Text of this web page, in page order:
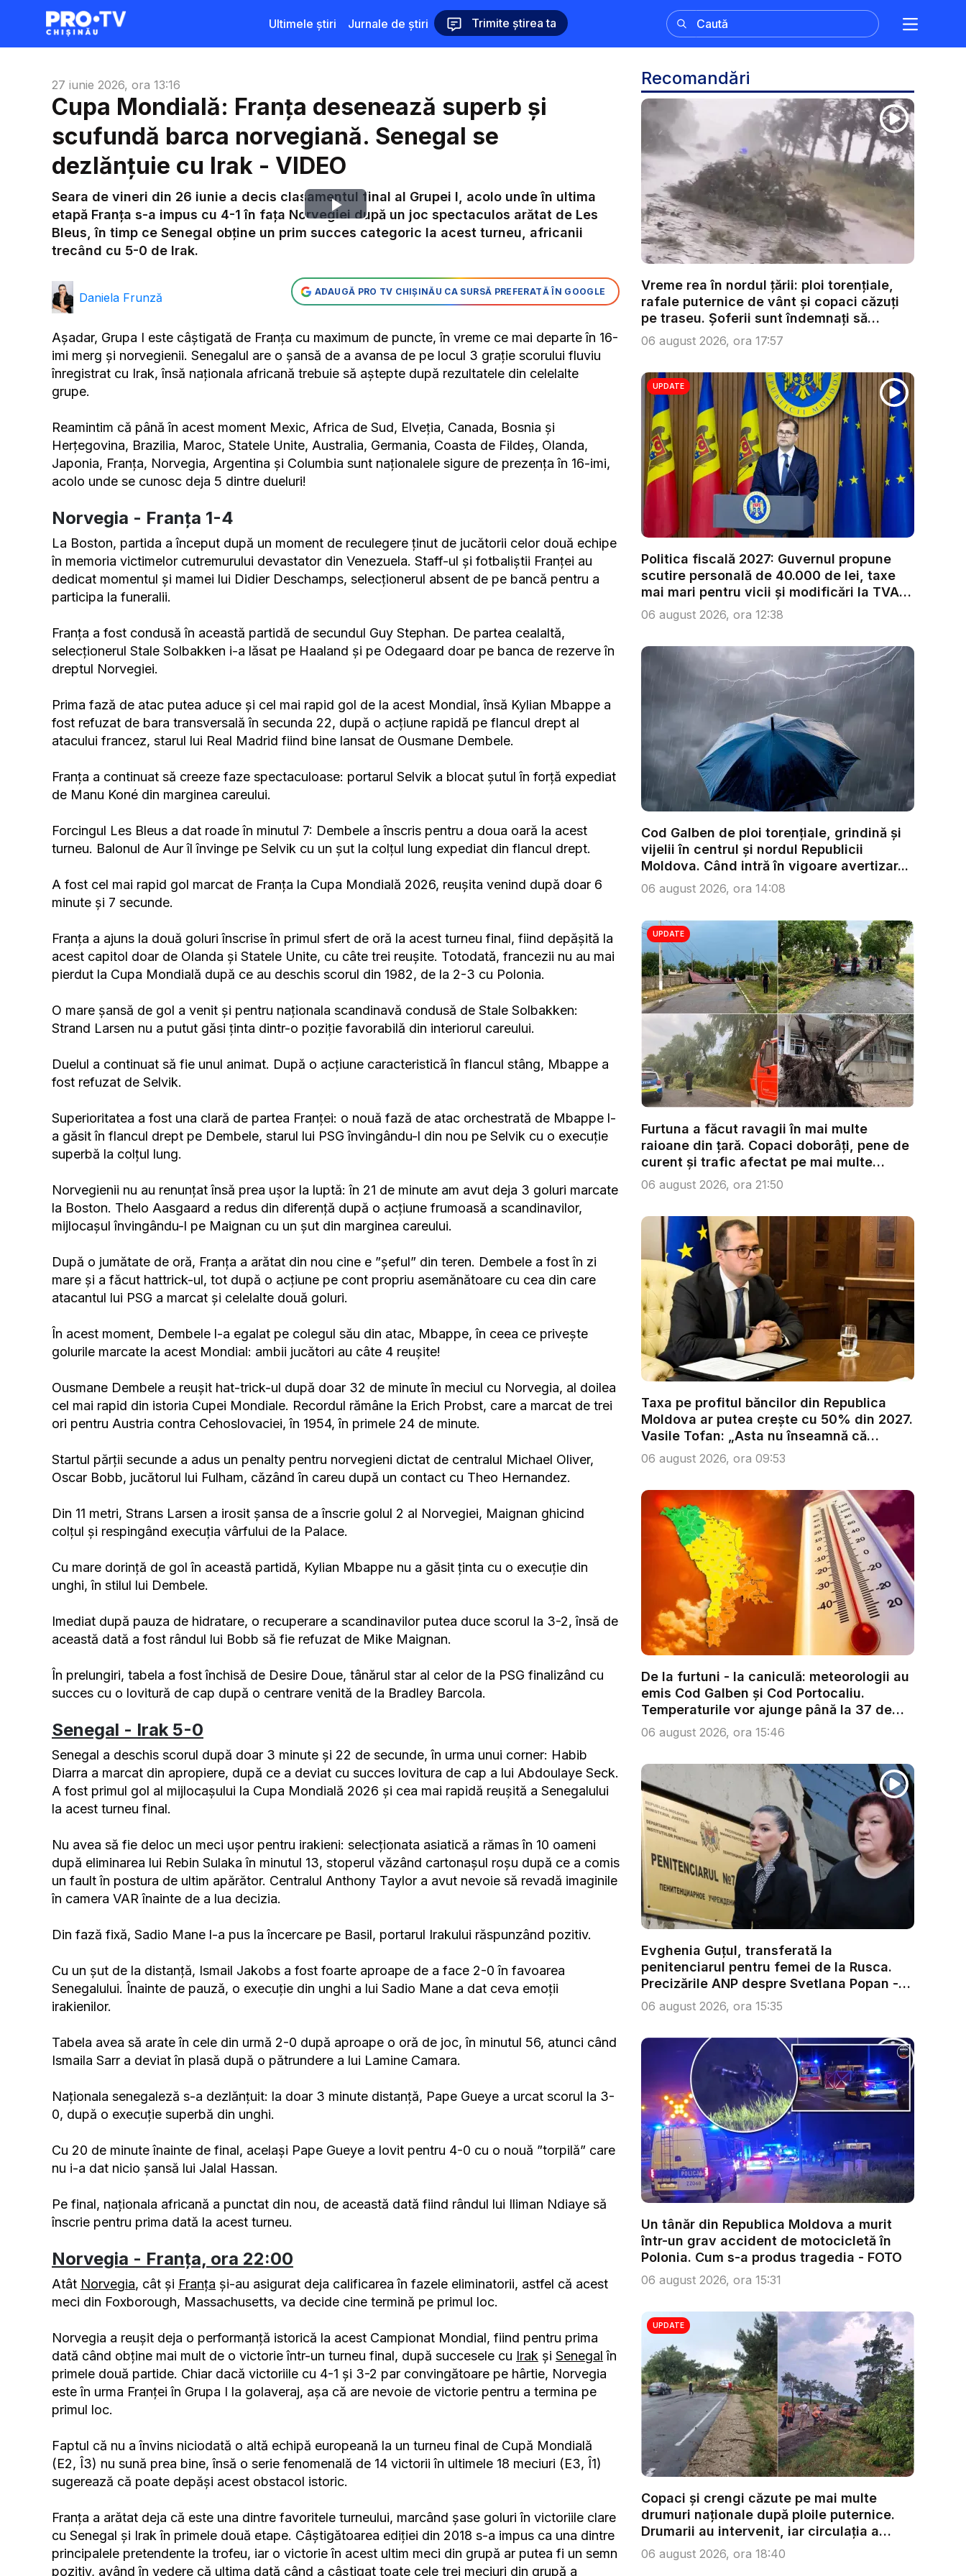
Ultimele știri Jurnale de știri Trimite știrea ta
27 iunie 2026, ora 13:16
Cupa Mondială: Franța desenează superb și
scufundă barca norvegiană. Senegal se
dezlănțuie cu Irak - VIDEO
Play
Seara de vineri din 26 iunie a decis clasamentul final al Grupei I, acolo unde în ultima
etapă Franța s-a impus cu 4-1 în fața Norvegiei după un joc spectaculos arătat de Les
Bleus, în timp ce Senegal obține un prim succes categoric la acest turneu, africanii
trecând cu 5-0 de Irak.
Daniela Frunză ADAUGĂ PRO TV CHIȘINĂU CA SURSĂ PREFERATĂ ÎN GOOGLE
Așadar, Grupa I este câștigată de Franța cu maximum de puncte, în vreme ce mai departe în 16-
imi merg și norvegienii. Senegalul are o șansă de a avansa de pe locul 3 grație scorului fluviu
înregistrat cu Irak, însă naționala africană trebuie să aștepte după rezultatele din celelalte
grupe.
Reamintim că până în acest moment Mexic, Africa de Sud, Elveția, Canada, Bosnia și
Herțegovina, Brazilia, Maroc, Statele Unite, Australia, Germania, Coasta de Fildeș, Olanda,
Japonia, Franța, Norvegia, Argentina și Columbia sunt naționalele sigure de prezența în 16-imi,
acolo unde se cunosc deja 5 dintre dueluri!
Norvegia - Franța 1-4
La Boston, partida a început după un moment de reculegere ținut de jucătorii celor două echipe
în memoria victimelor cutremurului devastator din Venezuela. Staff-ul și fotbaliștii Franței au
dedicat momentul și mamei lui Didier Deschamps, selecționerul absent de pe bancă pentru a
participa la funeralii.
Franța a fost condusă în această partidă de secundul Guy Stephan. De partea cealaltă,
selecționerul Stale Solbakken i-a lăsat pe Haaland și pe Odegaard doar pe banca de rezerve în
dreptul Norvegiei.
Prima fază de atac putea aduce și cel mai rapid gol de la acest Mondial, însă Kylian Mbappe a
fost refuzat de bara transversală în secunda 22, după o acțiune rapidă pe flancul drept al
atacului francez, starul lui Real Madrid fiind bine lansat de Ousmane Dembele.
Franța a continuat să creeze faze spectaculoase: portarul Selvik a blocat șutul în forță expediat
de Manu Koné din marginea careului.
Forcingul Les Bleus a dat roade în minutul 7: Dembele a înscris pentru a doua oară la acest
turneu. Balonul de Aur îl învinge pe Selvik cu un șut la colțul lung expediat din flancul drept.
A fost cel mai rapid gol marcat de Franța la Cupa Mondială 2026, reușita venind după doar 6
minute și 7 secunde.
Franța a ajuns la două goluri înscrise în primul sfert de oră la acest turneu final, fiind depășită la
acest capitol doar de Olanda și Statele Unite, cu câte trei reușite. Totodată, francezii nu au mai
pierdut la Cupa Mondială după ce au deschis scorul din 1982, de la 2-3 cu Polonia.
O mare șansă de gol a venit și pentru naționala scandinavă condusă de Stale Solbakken:
Strand Larsen nu a putut găsi ținta dintr-o poziție favorabilă din interiorul careului.
Duelul a continuat să fie unul animat. După o acțiune caracteristică în flancul stâng, Mbappe a
fost refuzat de Selvik.
Superioritatea a fost una clară de partea Franței: o nouă fază de atac orchestrată de Mbappe l-
a găsit în flancul drept pe Dembele, starul lui PSG învingându-l din nou pe Selvik cu o execuție
superbă la colțul lung.
Norvegienii nu au renunțat însă prea ușor la luptă: în 21 de minute am avut deja 3 goluri marcate
la Boston. Thelo Aasgaard a redus din diferență după o acțiune frumoasă a scandinavilor,
mijlocașul învingându-l pe Maignan cu un șut din marginea careului.
După o jumătate de oră, Franța a arătat din nou cine e ”șeful” din teren. Dembele a fost în zi
mare și a făcut hattrick-ul, tot după o acțiune pe cont propriu asemănătoare cu cea din care
atacantul lui PSG a marcat și celelalte două goluri.
În acest moment, Dembele l-a egalat pe colegul său din atac, Mbappe, în ceea ce privește
golurile marcate la acest Mondial: ambii jucători au câte 4 reușite!
Ousmane Dembele a reușit hat-trick-ul după doar 32 de minute în meciul cu Norvegia, al doilea
cel mai rapid din istoria Cupei Mondiale. Recordul rămâne la Erich Probst, care a marcat de trei
ori pentru Austria contra Cehoslovaciei, în 1954, în primele 24 de minute.
Startul părții secunde a adus un penalty pentru norvegieni dictat de centralul Michael Oliver,
Oscar Bobb, jucătorul lui Fulham, căzând în careu după un contact cu Theo Hernandez.
Din 11 metri, Strans Larsen a irosit șansa de a înscrie golul 2 al Norvegiei, Maignan ghicind
colțul și respingând execuția vârfului de la Palace.
Cu mare dorință de gol în această partidă, Kylian Mbappe nu a găsit ținta cu o execuție din
unghi, în stilul lui Dembele.
Imediat după pauza de hidratare, o recuperare a scandinavilor putea duce scorul la 3-2, însă de
această dată a fost rândul lui Bobb să fie refuzat de Mike Maignan.
În prelungiri, tabela a fost închisă de Desire Doue, tânărul star al celor de la PSG finalizând cu
succes cu o lovitură de cap după o centrare venită de la Bradley Barcola.
Senegal - Irak 5-0
Senegal a deschis scorul după doar 3 minute și 22 de secunde, în urma unui corner: Habib
Diarra a marcat din apropiere, după ce a deviat cu succes lovitura de cap a lui Abdoulaye Seck.
A fost primul gol al mijlocașului la Cupa Mondială 2026 și cea mai rapidă reușită a Senegalului
la acest turneu final.
Nu avea să fie deloc un meci ușor pentru irakieni: selecționata asiatică a rămas în 10 oameni
după eliminarea lui Rebin Sulaka în minutul 13, stoperul văzând cartonașul roșu după ce a comis
un fault în postura de ultim apărător. Centralul Anthony Taylor a avut nevoie să revadă imaginile
în camera VAR înainte de a lua decizia.
Din fază fixă, Sadio Mane l-a pus la încercare pe Basil, portarul Irakului răspunzând pozitiv.
Cu un șut de la distanță, Ismail Jakobs a fost foarte aproape de a face 2-0 în favoarea
Senegalului. Înainte de pauză, o execuție din unghi a lui Sadio Mane a dat ceva emoții
irakienilor.
Tabela avea să arate în cele din urmă 2-0 după aproape o oră de joc, în minutul 56, atunci când
Ismaila Sarr a deviat în plasă după o pătrundere a lui Lamine Camara.
Naționala senegaleză s-a dezlănțuit: la doar 3 minute distanță, Pape Gueye a urcat scorul la 3-
0, după o execuție superbă din unghi.
Cu 20 de minute înainte de final, același Pape Gueye a lovit pentru 4-0 cu o nouă ”torpilă” care
nu i-a dat nicio șansă lui Jalal Hassan.
Pe final, naționala africană a punctat din nou, de această dată fiind rândul lui Iliman Ndiaye să
înscrie pentru prima dată la acest turneu.
Norvegia - Franța, ora 22:00
Atât Norvegia, cât și Franța și-au asigurat deja calificarea în fazele eliminatorii, astfel că acest
meci din Foxborough, Massachusetts, va decide cine termină pe primul loc.
Norvegia a reușit deja o performanță istorică la acest Campionat Mondial, fiind pentru prima
dată când obține mai mult de o victorie într-un turneu final, după succesele cu Irak și Senegal în
primele două partide. Chiar dacă victoriile cu 4-1 și 3-2 par convingătoare pe hârtie, Norvegia
este în urma Franței în Grupa I la golaveraj, așa că are nevoie de victorie pentru a termina pe
primul loc.
Faptul că nu a învins niciodată o altă echipă europeană la un turneu final de Cupă Mondială
(E2, Î3) nu sună prea bine, însă o serie fenomenală de 14 victorii în ultimele 18 meciuri (E3, Î1)
sugerează că poate depăși acest obstacol istoric.
Franța a arătat deja că este una dintre favoritele turneului, marcând șase goluri în victoriile clare
cu Senegal și Irak în primele două etape. Câștigătoarea ediției din 2018 s-a impus ca una dintre
principalele pretendente la trofeu, iar o victorie în acest ultim meci din grupă ar putea fi un semn
pozitiv, având în vedere că ultima dată când a câștigat toate cele trei meciuri din grupă a
Recomandări
Vreme rea în nordul țării: ploi torențiale,
rafale puternice de vânt și copaci căzuți
pe traseu. Șoferii sunt îndemnați să
condu...
06 august 2026, ora 17:57
UPDATE
Politica fiscală 2027: Guvernul propune
scutire personală de 40.000 de lei, taxe
mai mari pentru vicii și modificări la TVA.
...
06 august 2026, ora 12:38
Cod Galben de ploi torențiale, grindină și
vijelii în centrul și nordul Republicii
Moldova. Când intră în vigoare avertizar...
06 august 2026, ora 14:08
UPDATE
Furtuna a făcut ravagii în mai multe
raioane din țară. Copaci doborâți, pene de
curent și trafic afectat pe mai multe
trase...
06 august 2026, ora 21:50
Taxa pe profitul băncilor din Republica
Moldova ar putea crește cu 50% din 2027.
Vasile Tofan: „Asta nu înseamnă că
trebu...
06 august 2026, ora 09:53
De la furtuni - la caniculă: meteorologii au
emis Cod Galben și Cod Portocaliu.
Temperaturile vor ajunge până la 37 de
g...
06 august 2026, ora 15:46
Evghenia Guțul, transferată la
penitenciarul pentru femei de la Rusca.
Precizările ANP despre Svetlana Popan -
V...
06 august 2026, ora 15:35
Un tânăr din Republica Moldova a murit
într-un grav accident de motocicletă în
Polonia. Cum s-a produs tragedia - FOTO
06 august 2026, ora 15:31
UPDATE
Copaci și crengi căzute pe mai multe
drumuri naționale după ploile puternice.
Drumarii au intervenit, iar circulația a
fost...
06 august 2026, ora 18:40